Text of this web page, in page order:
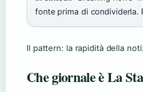
fonte prima di condividerla.
Il pattern: la rapidità della
Che giornale è La